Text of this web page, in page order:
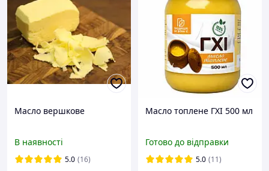
Масло вершкове
В наявності
5.0 (16)
Масло топлене ГХІ 500 мл
Готово до відправки
5.0 (11)